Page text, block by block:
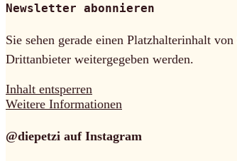
Newsletter abonnieren
Sie sehen gerade einen Platzhalterinhalt von
Drittanbieter weitergegeben werden.
Inhalt entsperren
Weitere Informationen
@diepetzi auf Instagram